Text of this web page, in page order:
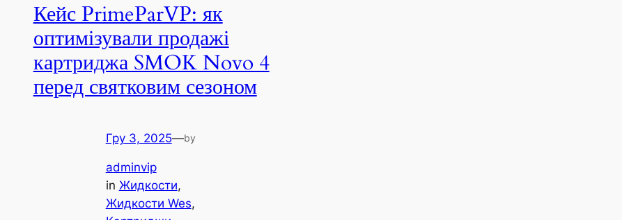
Кейс PrimeParVP: як
оптимізували продажі
картриджа SMOK Novo 4
перед святковим сезоном
Гру 3, 2025—by
adminvip
in Жидкости
Жидкости Wes